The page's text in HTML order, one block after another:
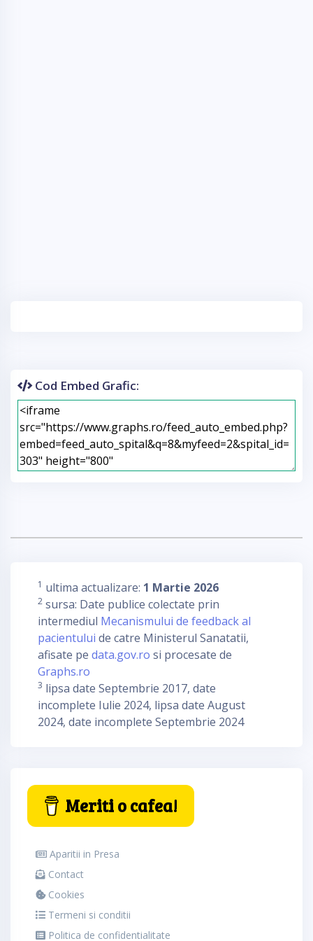
Cod Embed Grafic:
1 ultima actualizare: 1 Martie 2026
2 sursa: Date publice colectate prin
intermediul Mecanismului de feedback al
pacientului de catre Ministerul Sanatatii,
afisate pe data.gov.ro si procesate de
Graphs.ro
3 lipsa date Septembrie 2017, date
incomplete Iulie 2024, lipsa date August
2024, date incomplete Septembrie 2024
Meriti o cafea!
Aparitii in Presa
Contact
Cookies
Termeni si conditii
Politica de confidentialitate